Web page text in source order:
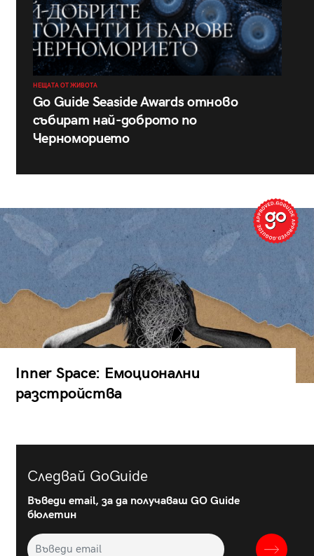
НЕЩАТА ОТ ЖИВОТА
Go Guide Seaside Awards отново
събират най-доброто по
Черноморието
Inner Space: Емоционални
разстройства
Следвай GoGuide
Въведи email, за да получаваш GO Guide
бюлетин